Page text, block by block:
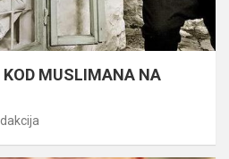
MUSLIMANA NA